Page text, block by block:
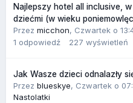
Najlepszy hotel all inclusive,
dziećmi (w wieku
Przez micchon, Czwartek o
1 odpowiedź 227 wyświetleń
Jak Wasze dzieci odnalazły
Przez blueskye, Czwartek o
Nastolatki